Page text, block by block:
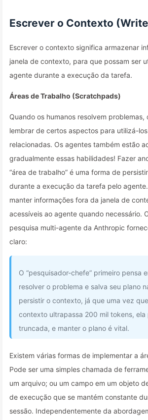
Escrever o Contexto
Escrever o contexto significa armazenar
janela de contexto, para que possam ser
agente durante a execução da tarefa.
Áreas de Trabalho (Scratchpads)
Quando os humanos resolvem problemas,
lembrar de certos aspectos para utilizá-
relacionadas. Os agentes também estão
gradualmente essas habilidades! Fazer
“área de trabalho” é uma forma de
durante a execução da tarefa pelo
manter informações fora da janela de
acessíveis ao agente quando necessário.
pesquisa multi-agente da Anthropic
claro:
O “pesquisador-chefe” primeiro pensa
resolver o problema e salva seu plano
persistir o contexto, já que uma vez
contexto ultrapassa 200 mil tokens, ela
truncada, e manter o plano é vital.
Existem várias formas de implementar a
Pode ser uma simples chamada de
um arquivo; ou um campo em um objeto
de execução que se mantém constante
sessão. Independentemente da